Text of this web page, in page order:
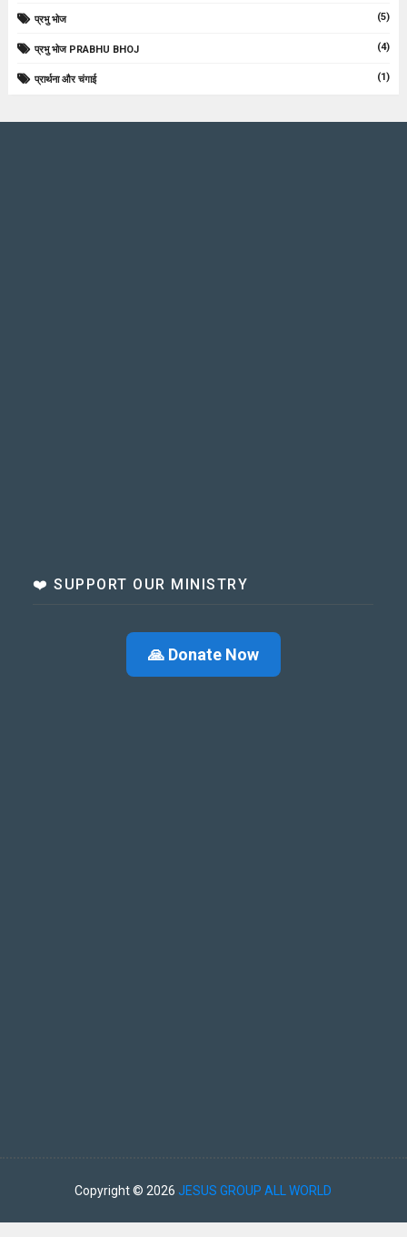
प्रभु भोज (5)
प्रभु भोज PRABHU BHOJ (4)
प्रार्थना और चंगाई (1)
❤️ SUPPORT OUR MINISTRY
🙏 Donate Now
Copyright © 2026JESUS GROUP ALL WORLD